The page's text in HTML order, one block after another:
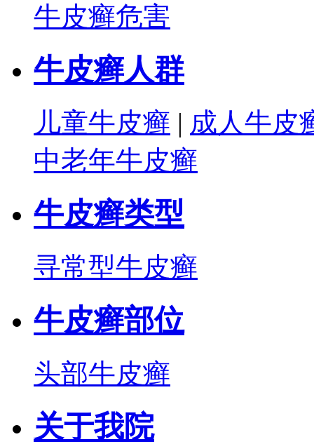
牛皮癣危害
牛皮癣人群
儿童牛皮癣 | 成人牛皮
中老年牛皮癣
牛皮癣类型
寻常型牛皮癣
牛皮癣部位
头部牛皮癣
关于我院